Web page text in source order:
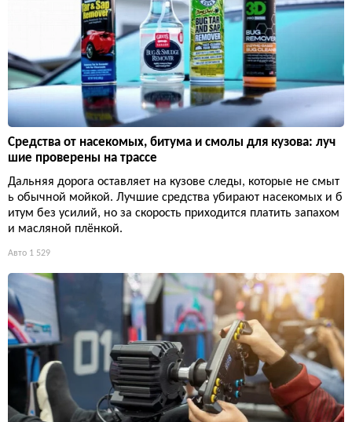
Средства от насекомых, битума и смолы для кузова: луч
шие проверены на трассе
Дальняя дорога оставляет на кузове следы, которые не смыт
ь обычной мойкой. Лучшие средства убирают насекомых и б
итум без усилий, но за скорость приходится платить запахом
и масляной плёнкой.
Авто 1 529